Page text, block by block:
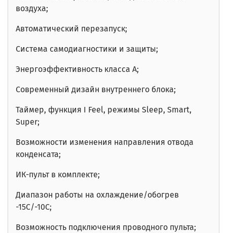
воздуха;
Автоматический перезапуск;
Система самодиагностики и защиты;
Энергоэффективность класса А;
Современный дизайн внутреннего блока;
Таймер, функция I Feel, режимы Sleep, Smart,
Super;
Возможности изменения направления отвода
конденсата;
ИК-пульт в комплекте;
Диапазон работы на охлаждение/обогрев
-15С/-10С;
Возможность подключения проводного пульта;